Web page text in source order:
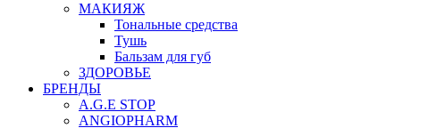
МАКИЯЖ
Тональные средства
Тушь
Бальзам для губ
ЗДОРОВЬЕ
БРЕНДЫ
A.G.E STOP
ANGIOPHARM